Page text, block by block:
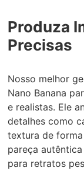
Produza
Precisas
Nosso melhor
Nano Banana
e realistas. Ele
detalhes como
textura de
pareça
para retratos